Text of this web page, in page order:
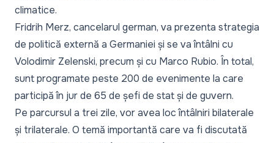
climatice.
Fridrih Merz, cancelarul german, va prezenta strategia
de politică externă a Germaniei și se va întâlni cu
Volodimir Zelenski, precum și cu Marco Rubio. În total,
sunt programate peste 200 de evenimente la care
participă în jur de 65 de șefi de stat și de guvern.
Pe parcursul a trei zile, vor avea loc întâlniri bilaterale
și trilaterale. O temă importantă care va fi discutată